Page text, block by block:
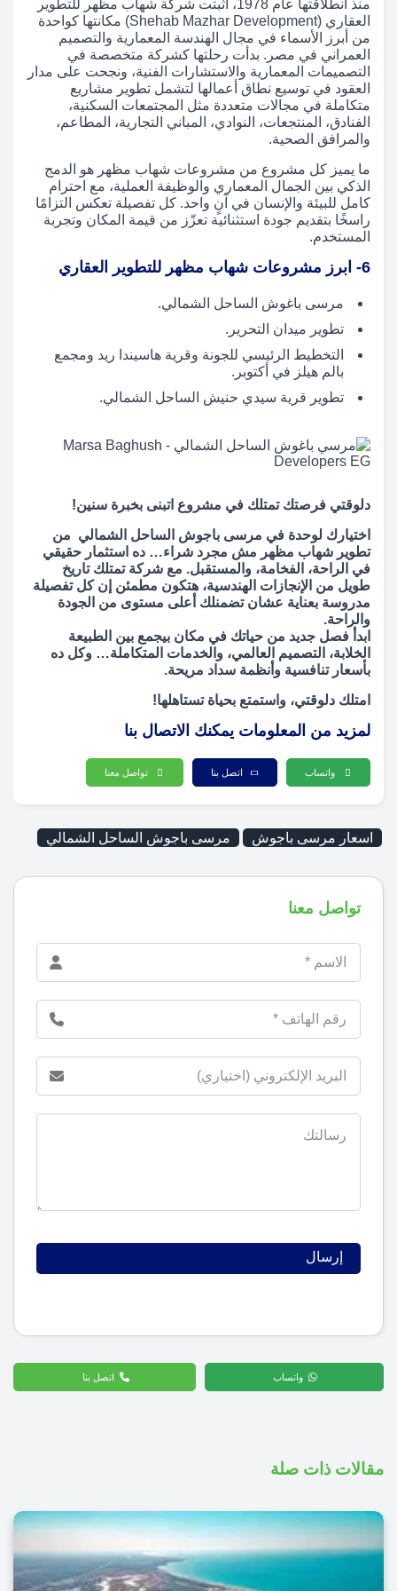
منذ انطلاقتها عام 1978، أثبتت شركة شهاب مظهر للتطوير
العقاري (Shehab Mazhar Development) مكانتها كواحدة
من أبرز الأسماء في مجال الهندسة المعمارية والتصميم
العمراني في مصر. بدأت رحلتها كشركة متخصصة في
التصميمات المعمارية والاستشارات الفنية، ونجحت على مدار
العقود في توسيع نطاق أعمالها لتشمل تطوير مشاريع
متكاملة في مجالات متعددة مثل المجتمعات السكنية،
الفنادق، المنتجعات، النوادي، المباني التجارية، المطاعم،
والمرافق الصحية.
ما يميز كل مشروع من مشروعات شهاب مظهر هو الدمج
الذكي بين الجمال المعماري والوظيفة العملية، مع احترام
كامل للبيئة والإنسان في آنٍ واحد. كل تفصيلة تعكس التزامًا
راسخًا بتقديم جودة استثنائية تعزّز من قيمة المكان وتجربة
المستخدم.
6- ابرز مشروعات شهاب مظهر للتطوير العقاري
مرسى باغوش الساحل الشمالي.
تطوير ميدان التحرير.
التخطيط الرئيسي للجونة وقرية هاسيندا ريد ومجمع
بالم هيلز في أكتوبر.
تطوير قرية سيدي حنيش الساحل الشمالي.
دلوقتي فرصتك تمتلك في مشروع اتبنى بخبرة سنين!
اختيارك لوحدة في مرسى باجوش الساحل الشمالي من
تطوير شهاب مظهر مش مجرد شراء… ده استثمار حقيقي
في الراحة، الفخامة، والمستقبل. مع شركة تمتلك تاريخ
طويل من الإنجازات الهندسية، هتكون مطمئن إن كل تفصيلة
مدروسة بعناية عشان تضمنلك أعلى مستوى من الجودة
والراحة.
ابدأ فصل جديد من حياتك في مكان بيجمع بين الطبيعة
الخلابة، التصميم العالمي، والخدمات المتكاملة… وكل ده
بأسعار تنافسية وأنظمة سداد مريحة.
امتلك دلوقتي، واستمتع بحياة تستاهلها!
لمزيد من المعلومات يمكنك الاتصال بنا
واتساب اتصل بنا تواصل معنا
اسعار مرسى باجوش مرسى باجوش الساحل الشمالي
تواصل معنا
واتساب اتصل بنا
مقالات ذات صلة